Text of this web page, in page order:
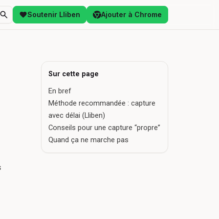
Soutenir Lliben Ajouter à Chrome
Sur cette page
En bref
Méthode recommandée : capture
avec délai (Lliben)
Conseils pour une capture “propre”
Quand ça ne marche pas